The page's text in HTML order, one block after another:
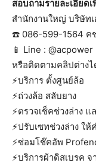
สอบถามรายละเอียด
สำนักงานใหญ่ บริษัทเ
☎️ 086-599-1564 ค
📱 Line : @acpower
หรือติดตามคลิปต่าง
⚡️บริการ ตั้งศูนย์ล้อ
⚡️ถ่วงล้อ สลับยาง
⚡️ตรวจเช็คช่วงล่าง
⚡️ปรับเซทช่วงล่าง ใ
⚡️ซ่อมโช๊คอัพ
⚡️บริการผ้าดิสเบรค